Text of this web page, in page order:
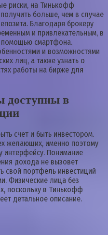
риски, на Тинькофф
больше, чем в случае
Благодаря брокеру
и привлекательным, в
помощью смартфона.
и возможностями
лиц, а также узнать о
работы на бирже для
доступны в
счет и быть инвестором.
желающих, именно поэтому
интерфейсу. Понимание
дохода не вызовет
свой портфель инвестиций
Физические лица без
поскольку в Тинькофф
детальное описание.